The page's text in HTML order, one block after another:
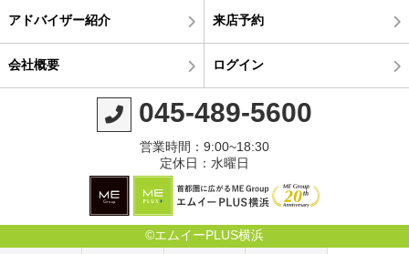
アドバイザー紹介 来店予約
会社概要 ログイン
045-489-5600
営業時間：9:00~18:30
定休日：水曜日
©エムイーPLUS横浜